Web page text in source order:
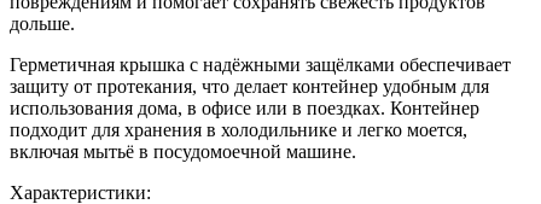
дольше.
Герметичная крышка с надёжными защёлками обеспечивает
защиту от протекания, что делает контейнер удобным для
использования дома, в офисе или в поездках. Контейнер
подходит для хранения в холодильнике и легко моется,
включая мытьё в посудомоечной машине.
Характеристики: